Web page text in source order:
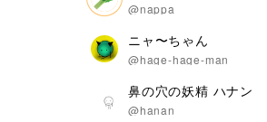
@nappa
ニャ〜ちゃん
@hage-hage-man
鼻の穴の妖精 ハナン
@hanan